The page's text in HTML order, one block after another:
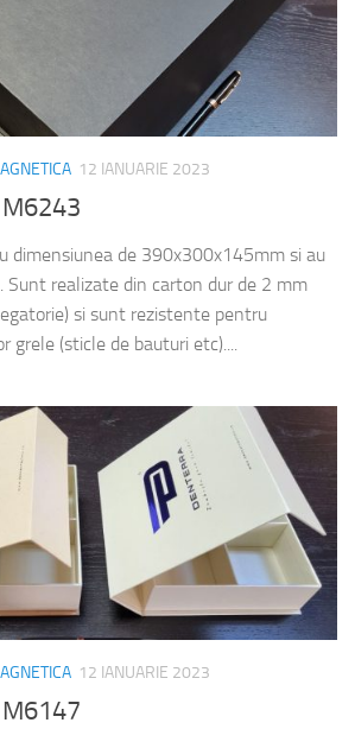
12 IANUARIE 2023
dimensiunea de 390x300x145mm si au
Sunt realizate din carton dur de 2 mm
si sunt rezistente pentru
grele (sticle de bauturi etc)....
12 IANUARIE 2023